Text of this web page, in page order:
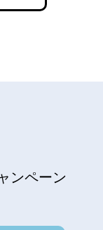
ンペーン